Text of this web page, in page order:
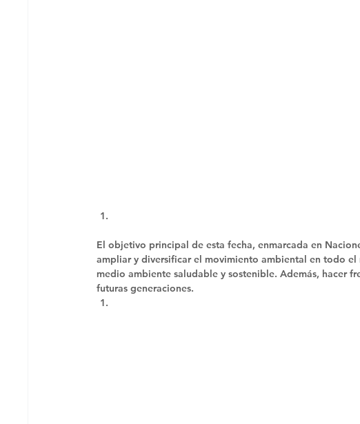
El objetivo principal de esta fecha, enmarcada en
ampliar y diversificar el movimiento ambiental en todo
medio ambiente saludable y sostenible. Además, hacer
futuras generaciones.